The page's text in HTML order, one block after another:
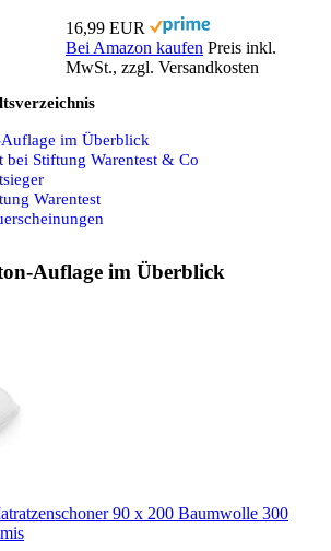
16,99 EUR
Bei Amazon kaufen Preis inkl.
MwSt., zzgl. Versandkosten
im Überblick
Stiftung Warentest & Co
Warentest
Auflage im Überblick
90 x 200 Baumwolle 300